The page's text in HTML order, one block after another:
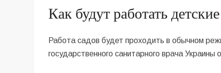
Как будут работать
Работа садов будет проходить в обычном
государственного санитарного врача